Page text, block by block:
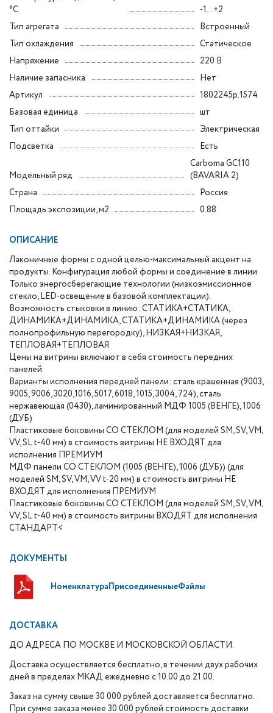
°C
-1...+2
Тип агрегата
Встроенный
Тип охлаждения
Статическое
Напряжение
220 В
Наличие запасника
Нет
Артикул
1802245p.1574
Базовая единица
шт
Тип оттайки
Электрическая
Подсветка
Есть
Модельный ряд
Carboma GC110
(BAVARIA 2)
Страна
Россия
Площадь экспозиции, м2
0.88
ОПИСАНИЕ
Лаконичные формы с одной целью-максимальный акцент на
продукты. Конфигурация любой формы и соединение в линии.
Только энергосберегающие технологии (низкоэмиссионное
стекло, LED-освещение в базовой комплектации).
Возможность стыковки в линию: СТАТИКА+СТАТИКА,
ДИНАМИКА+ДИНАМИКА, СТАТИКА+ДИНАМИКА (через
полнопрофильную перегородку), НИЗКАЯ+НИЗКАЯ,
ТЕПЛОВАЯ+ТЕПЛОВАЯ
Цены на витрины включают в себя стоимость передних
панелей
Варианты исполнения передней панели: сталь крашенная (9003,
9005, 9006, 3020,1016, 5017, 6018, 1015, 3004, 724), сталь
нержавеющая (0430), ламинированный МДФ 1005 (ВЕНГЕ), 1006
(ДУБ)
Пластиковые боковины СО СТЕКЛОМ (для моделей SM, SV, VM,
VV, SL t-40 мм) в стоимость витрины НЕ ВХОДЯТ для
исполнения ПРЕМИУМ
МДФ панели СО СТЕКЛОМ (1005 (ВЕНГЕ), 1006 (ДУБ)) (для
моделей SM, SV, VM, VV t-20 мм) в стоимость витрины НЕ
ВХОДЯТ для исполнения ПРЕМИУМ
Пластиковые боковины СО СТЕКЛОМ (для моделей SM, SV, VM,
VV, SL t-40 мм) в стоимость витрины ВХОДЯТ для исполнения
СТАНДАРТ<
ДОКУМЕНТЫ
НоменклатураПрисоединенныеФайлы
ДОСТАВКА
ДО АДРЕСА ПО МОСКВЕ И МОСКОВСКОЙ ОБЛАСТИ.
Доставка осуществляется бесплатно, в течении двух рабочих
дней в пределах МКАД ежедневно с 10.00 до 21.00.
Заказ на сумму свыше 30 000 рублей доставляется бесплатно.
При сумме заказа менее 30 000 рублей стоимость доставки